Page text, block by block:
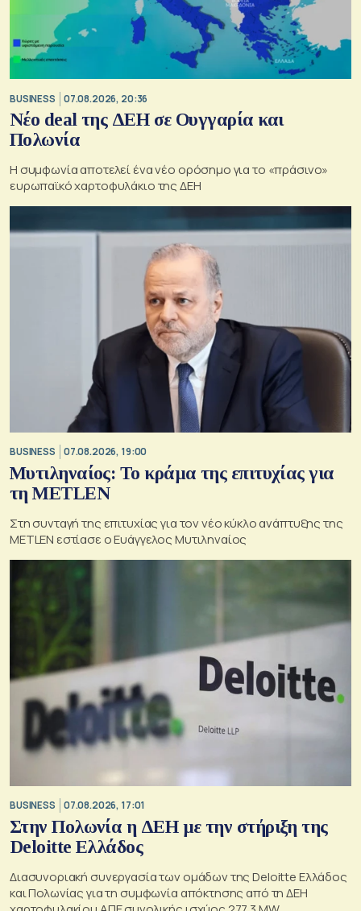
BUSINESS 07.08.2026, 20:36
Νέο deal της ΔΕΗ σε Ουγγαρία και
Πολωνία
Η συμφωνία αποτελεί ένα νέο ορόσημο για το «πράσινο»
ευρωπαϊκό χαρτοφυλάκιο της ΔΕΗ
BUSINESS 07.08.2026, 19:00
Μυτιληναίος: Το κράμα της επιτυχίας για
τη METLEN
Στη συνταγή της επιτυχίας για τον νέο κύκλο ανάπτυξης της
METLEN εστίασε ο Ευάγγελος Μυτιληναίος
BUSINESS 07.08.2026, 17:01
Στην Πολωνία η ΔΕΗ με την στήριξη της
Deloitte Ελλάδος
Διασυνοριακή συνεργασία των ομάδων της Deloitte Ελλάδος
και Πολωνίας για τη συμφωνία απόκτησης από τη ΔΕΗ